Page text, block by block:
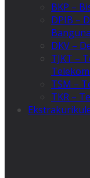
BKP –
DPIB –
DKV –
TJKT –
TSM –
TKR –